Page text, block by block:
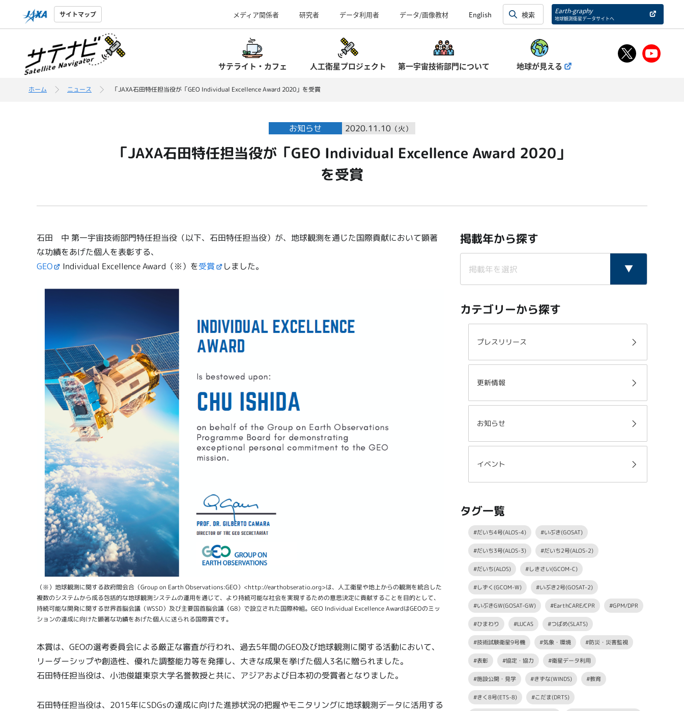
サイトマップ メディア関係者 研究者 データ利用者 データ/画像教材 English Earth-graphy
地球観測衛星データサイトへ
サテライト・カフェ 人工衛星プロジェクト 第一宇宙技術部門について 地球が見える
ホーム ニュース 「JAXA石田特任担当役が「GEO Individual Excellence Award 2020」を受賞
お知らせ 2020.11.10 （火）
「JAXA石田特任担当役が「GEO Individual Excellence Award 2020」
を受賞
石田 中 第一宇宙技術部門特任担当役（以下、石田特任担当役）が、地球観測を通じた国際貢献において顕著
な功績をあげた個人を表彰する、
GEO
Individual Excellence Award（※）を受賞 しました。
（※）地球観測に関する政府間会合（Group on Earth Observations:GEO）<http://earthobseratio.org>は、人工衛星や地上からの観測を統合した
複数のシステムから成る包括的な地球観測システムの運用を通じて、より持続可能な社会を実現するための意思決定に貢献することを目的として、
持続可能な開発に関する世界首脳会議（WSSD）及び主要国首脳会議（G8）で設立された国際枠組。GEO Individual Excellence AwardはGEOのミッ
ションの達成に向けた顕著な功績をあげた個人に送られる国際賞です。
本賞は、GEOの選考委員会による厳正な審査が行われ、過去5年間のGEO及び地球観測に関する活動において、
リーダーシップや創造性、優れた調整能力等を発揮し、大きな成果を挙げた個人3名に贈られました。
石田特任担当役は、小池俊雄東京大学名誉教授と共に、アジアおよび日本初の受賞者となりました。
石田特任担当役は、2015年にSDGsの達成に向けた進捗状況の把握やモニタリングに地球観測データに活用する
掲載年から探す
カテゴリーから探す
プレスリリース
更新情報
お知らせ
イベント
タグ一覧
#だいち4号(ALOS-4) #いぶき(GOSAT)
#だいち3号(ALOS-3) #だいち2号(ALOS-2)
#だいち(ALOS) #しきさい(GCOM-C)
#しずく(GCOM-W) #いぶき2号(GOSAT-2)
#いぶきGW(GOSAT-GW) #EarthCARE/CPR #GPM/DPR
#ひまわり #LUCAS #つばめ(SLATS)
#技術試験衛星9号機 #気象・環境 #防災・災害監視
#表彰 #協定・協力 #衛星データ利用
#施設公開・見学 #きずな(WINDS) #教育
#きく8号(ETS-8) #こだま(DRTS)